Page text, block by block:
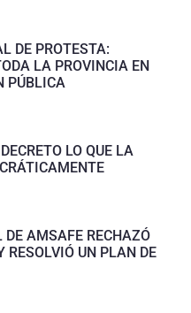
DE PROTESTA:
LA PROVINCIA EN
PÚBLICA
LO QUE LA
AMSAFE RECHAZÓ
RESOLVIÓ UN PLAN DE